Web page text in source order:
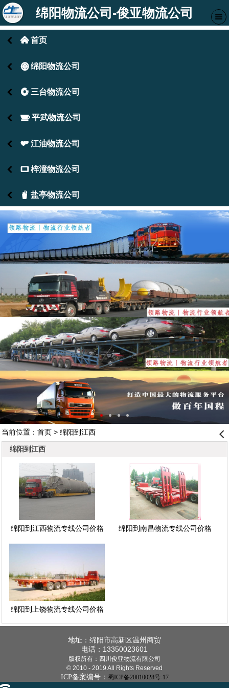
绵阳物流公司-俊亚物流公司
󰄫 首页
󰃓 绵阳物流公司
󰁍 三台物流公司
󰁎 平武物流公司
󰁩 江油物流公司
󰁰 梓潼物流公司
󰂺 盐亭物流公司
当前位置： 首页> 绵阳到江西 󰊒
绵阳到江西
绵阳到江西物流专线公司价格 绵阳到南昌物流专线公司价格
绵阳到上饶物流专线公司价格
地址：绵阳市高新区温州商贸
电话：13350023601
版权所有：四川俊亚物流有限公司
© 2010 - 2019 All Rights Reserved
ICP备案编号： 蜀ICP备20010028号-17